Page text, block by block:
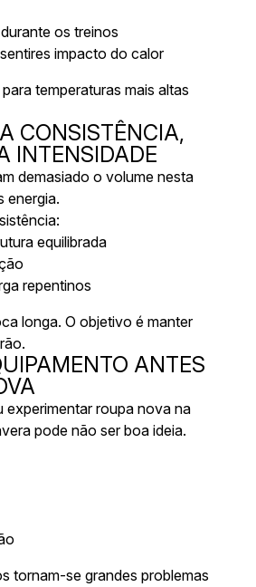
os treinos
impacto do calor
temperaturas mais altas
CONSISTÊNCIA,
INTENSIDADE
demasiado o volume nesta
energia.
equilibrada
repentinos
longa. O objetivo é manter
ANTES
experimentar roupa nova na
pode não ser boa ideia.
tornam-se grandes problemas